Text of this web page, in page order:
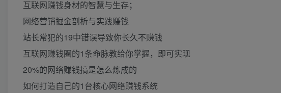
互联网赚钱身材的智慧与生存；
网络营销掘金剖析与实践赚钱
站长常犯的19中错误导致你长久不赚钱
互联网赚钱圈的1条命脉教给你掌握，即可实现
20%的网络赚钱搞是怎么炼成的
如何打造自己的1台核心网络赚钱系统